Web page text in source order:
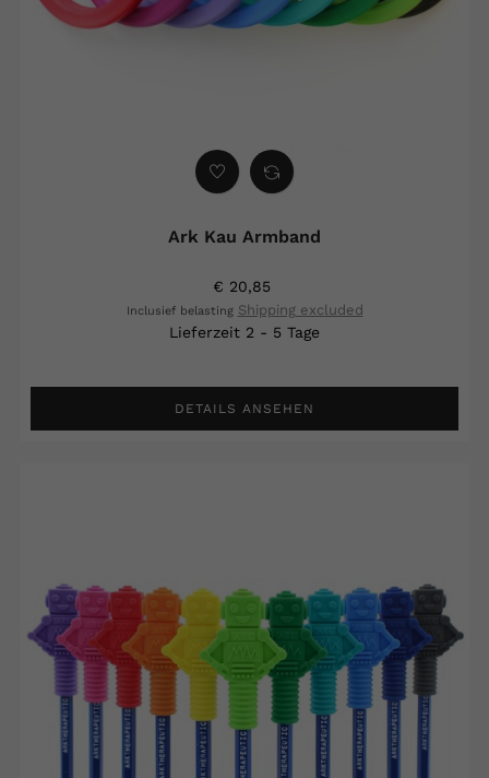
Ark Kau Armband
€ 20,85
Inclusief belasting Shipping excluded
Lieferzeit 2 - 5 Tage
DETAILS ANSEHEN